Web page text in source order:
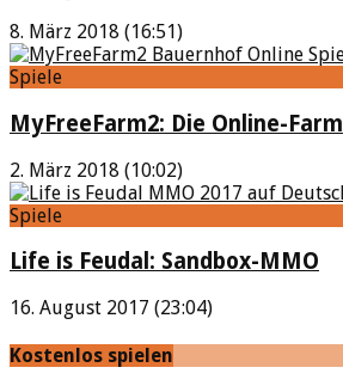
8. März 2018 (16:51)
Spiele
MyFreeFarm2: Die Online-Farm
2. März 2018 (10:02)
Spiele
Life is Feudal: Sandbox-MMO
16. August 2017 (23:04)
Kostenlos spielen